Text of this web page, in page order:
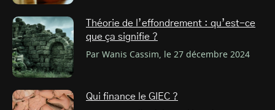
Théorie de l’effondrement : qu’est-ce
que ça signifie ?
Par Wanis Cassim, le 27 décembre 2024
Qui finance le GIEC ?